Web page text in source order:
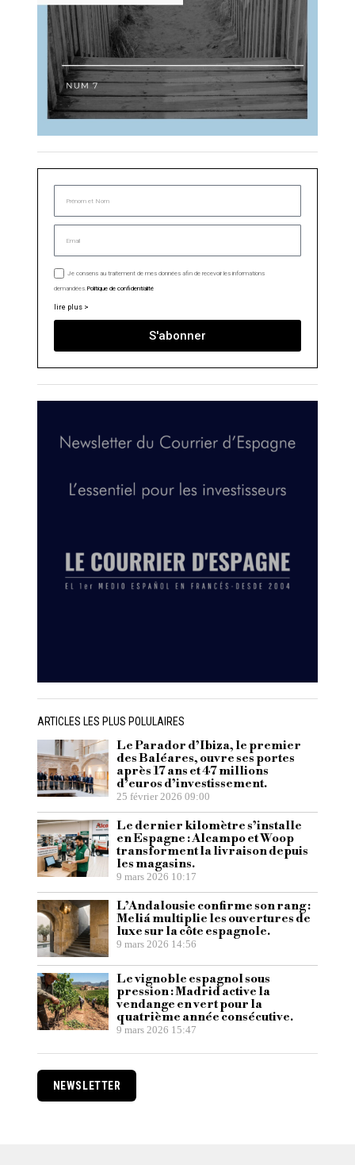
Je consens au traitement de mes données afin de recevoir les informations
demandées.Politique de confidentialité
lire plus >
S'abonner
ARTICLES LES PLUS POLULAIRES
Le Parador d’Ibiza, le premier
des Baléares, ouvre ses portes
après 17 ans et 47 millions
d’euros d’investissement.
25 février 2026 09:00
Le dernier kilomètre s’installe
en Espagne : Alcampo et Woop
transforment la livraison depuis
les magasins.
9 mars 2026 10:17
L’Andalousie confirme son rang :
Meliá multiplie les ouvertures de
luxe sur la côte espagnole.
9 mars 2026 14:56
Le vignoble espagnol sous
pression : Madrid active la
vendange en vert pour la
quatrième année consécutive.
9 mars 2026 15:47
NEWSLETTER